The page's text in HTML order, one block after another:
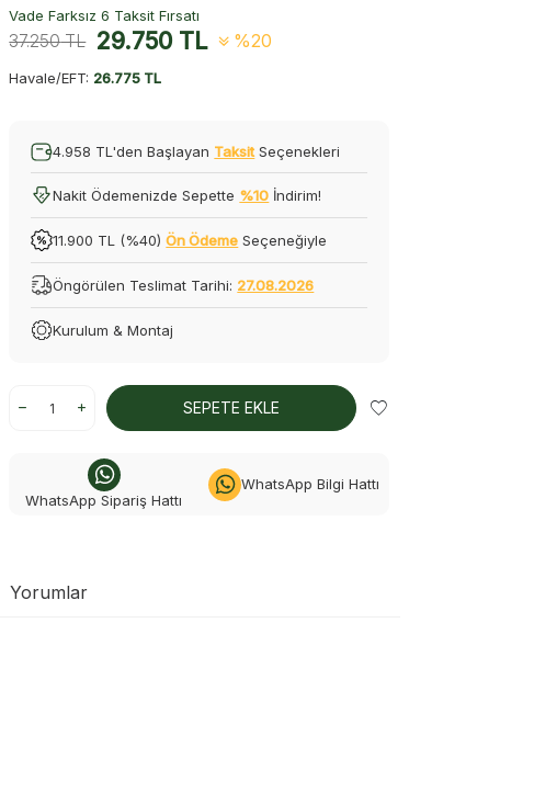
Vade Farksız 6 Taksit Fırsatı
37.250TL 29.750TL %20
Havale/EFT: 26.775 TL
4.958 TL'den Başlayan Taksit Seçenekleri
Nakit Ödemenizde Sepette %10 İndirim!
11.900 TL (%40)Ön Ödeme Seçeneğiyle
Öngörülen Teslimat Tarihi: 27.08.2026
Kurulum & Montaj
SEPETE EKLE
WhatsApp Sipariş Hattı
WhatsApp Bilgi Hattı
Yorumlar